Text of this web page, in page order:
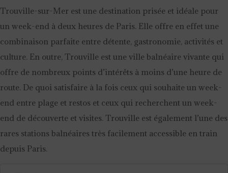
Trouville-sur-Mer est une destination prisée et idéale pour
un week-end à deux heures de Paris. Elle offre en effet une
combinaison parfaite entre détente, gastronomie, activités et
culture. En outre, Trouville est une ville balnéaire vivante qui
offre de nombreux points d’intérêts à moins d’une heure de
route. De quoi satisfaire à la fois ceux qui souhaite un week-
end entre plage et restos et ceux qui recherchent un week-
end de découverte et visites. Trouville est également l’une des
rares stations balnéaires très facilement accessible en train
depuis Paris.